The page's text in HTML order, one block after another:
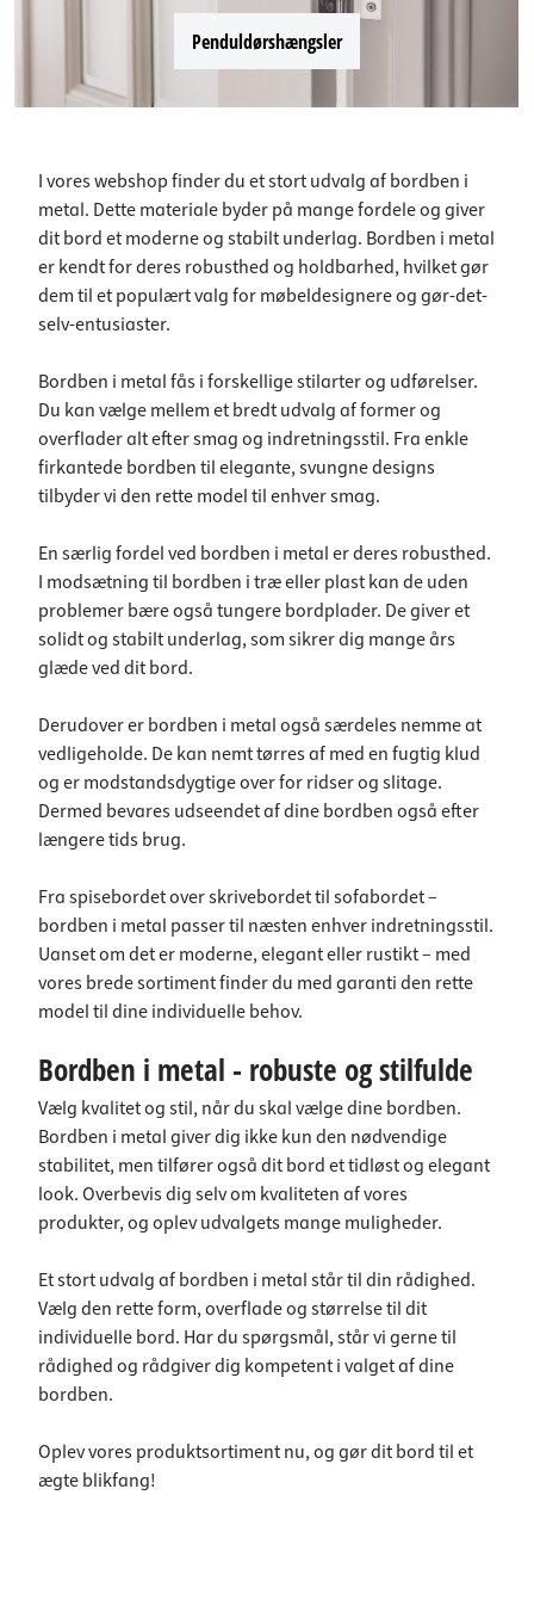
Penduldørshængsler
I vores webshop finder du et stort udvalg af bordben i
metal. Dette materiale byder på mange fordele og giver
dit bord et moderne og stabilt underlag. Bordben i metal
er kendt for deres robusthed og holdbarhed, hvilket gør
dem til et populært valg for møbeldesignere og gør-det-
selv-entusiaster.
Bordben i metal fås i forskellige stilarter og udførelser.
Du kan vælge mellem et bredt udvalg af former og
overflader alt efter smag og indretningsstil. Fra enkle
firkantede bordben til elegante, svungne designs
tilbyder vi den rette model til enhver smag.
En særlig fordel ved bordben i metal er deres robusthed.
I modsætning til bordben i træ eller plast kan de uden
problemer bære også tungere bordplader. De giver et
solidt og stabilt underlag, som sikrer dig mange års
glæde ved dit bord.
Derudover er bordben i metal også særdeles nemme at
vedligeholde. De kan nemt tørres af med en fugtig klud
og er modstandsdygtige over for ridser og slitage.
Dermed bevares udseendet af dine bordben også efter
længere tids brug.
Fra spisebordet over skrivebordet til sofabordet –
bordben i metal passer til næsten enhver indretningsstil.
Uanset om det er moderne, elegant eller rustikt – med
vores brede sortiment finder du med garanti den rette
model til dine individuelle behov.
Bordben i metal - robuste og stilfulde
Vælg kvalitet og stil, når du skal vælge dine bordben.
Bordben i metal giver dig ikke kun den nødvendige
stabilitet, men tilfører også dit bord et tidløst og elegant
look. Overbevis dig selv om kvaliteten af vores
produkter, og oplev udvalgets mange muligheder.
Et stort udvalg af bordben i metal står til din rådighed.
Vælg den rette form, overflade og størrelse til dit
individuelle bord. Har du spørgsmål, står vi gerne til
rådighed og rådgiver dig kompetent i valget af dine
bordben.
Oplev vores produktsortiment nu, og gør dit bord til et
ægte blikfang!